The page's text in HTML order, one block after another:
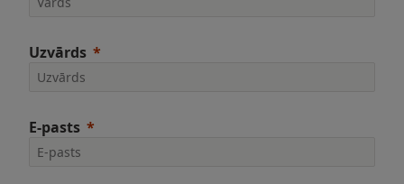
Uzvārds
E-pasts